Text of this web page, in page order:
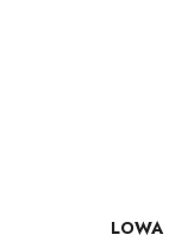
LOWA